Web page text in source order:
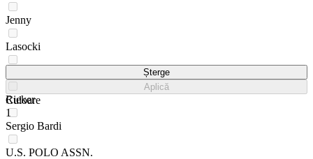
Jenny
Lasocki
Rieker
Sergio Bardi
U.S. POLO ASSN.
Șterge
Aplică
Culoare
1